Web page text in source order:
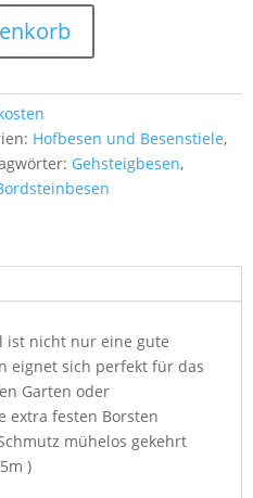
Hofbesen und Besenstiele,
Gehsteigbesen,
ist nicht nur eine gute
eignet sich perfekt für das
Garten oder
extra festen Borsten
mühelos gekehrt
)